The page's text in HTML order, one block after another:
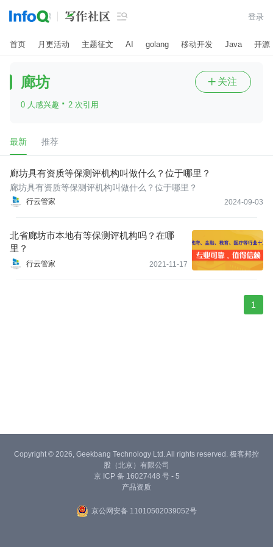
 登录
首页 月更活动 主题征文 AI golang 移动开发 Java 开源
廊坊
0 人感兴趣 · 2 次引用
 关注
最新 推荐
廊坊具有资质等保测评机构叫做什么？位于哪里？
行云管家 2024-09-03
廊坊具有资质等保测评机构叫做什么？位于哪里？
北省廊坊市本地有等保测评机构吗？在哪
里？
行云管家 2021-11-17
1
Copyright © 2026, Geekbang Technology Ltd. All rights reserved. 极客邦控
股（北京）有限公司
京 ICP 备 16027448 号 - 5
产品资质
京公网安备 11010502039052号